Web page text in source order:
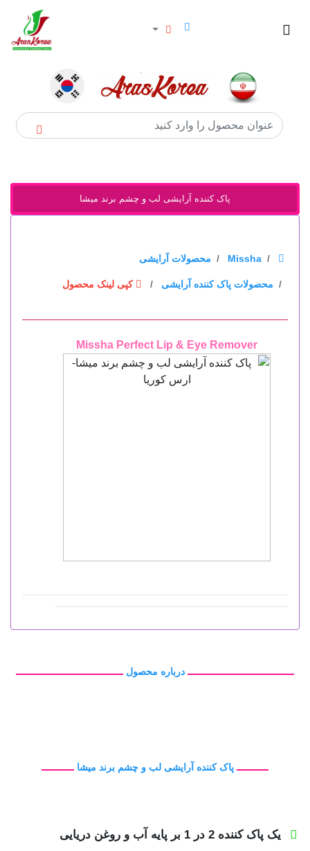
درباره
کوریا
برندها
گروه محصولات
پاک کننده آرایشی لب و چشم برند میشا
Missha محصولات آرایشی
محصولات پاک کننده آرایشی کپی لینک محصول
Missha Perfect Lip & Eye Remover
درباره محصول
پاک کننده آرایشی لب و چشم برند میشا
یک پاک کننده 2 در 1 بر پایه آب و روغن دریایی